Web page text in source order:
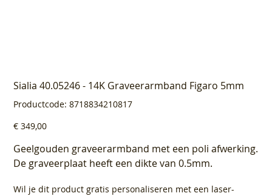
Sialia 40.05246 - 14K Graveerarmband Figaro 5mm
Productcode: Productcode
8718834210817
8718834210817
Prijs
€ 349,00
Geelgouden graveerarmband met een poli afwerking.
De graveerplaat heeft een dikte van 0.5mm.
Wil je dit product gratis personaliseren met een laser-